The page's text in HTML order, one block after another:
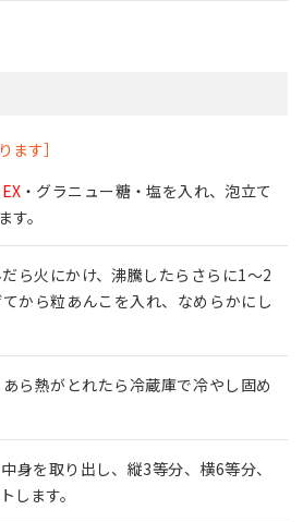
ます］
・グラニュー糖・塩を入れ、泡立て
す。
ら火にかけ、沸騰したらさらに1～2
から粒あんこを入れ、なめらかにし
ら熱がとれたら冷蔵庫で冷やし固め
身を取り出し、縦3等分、横6等分、
します。